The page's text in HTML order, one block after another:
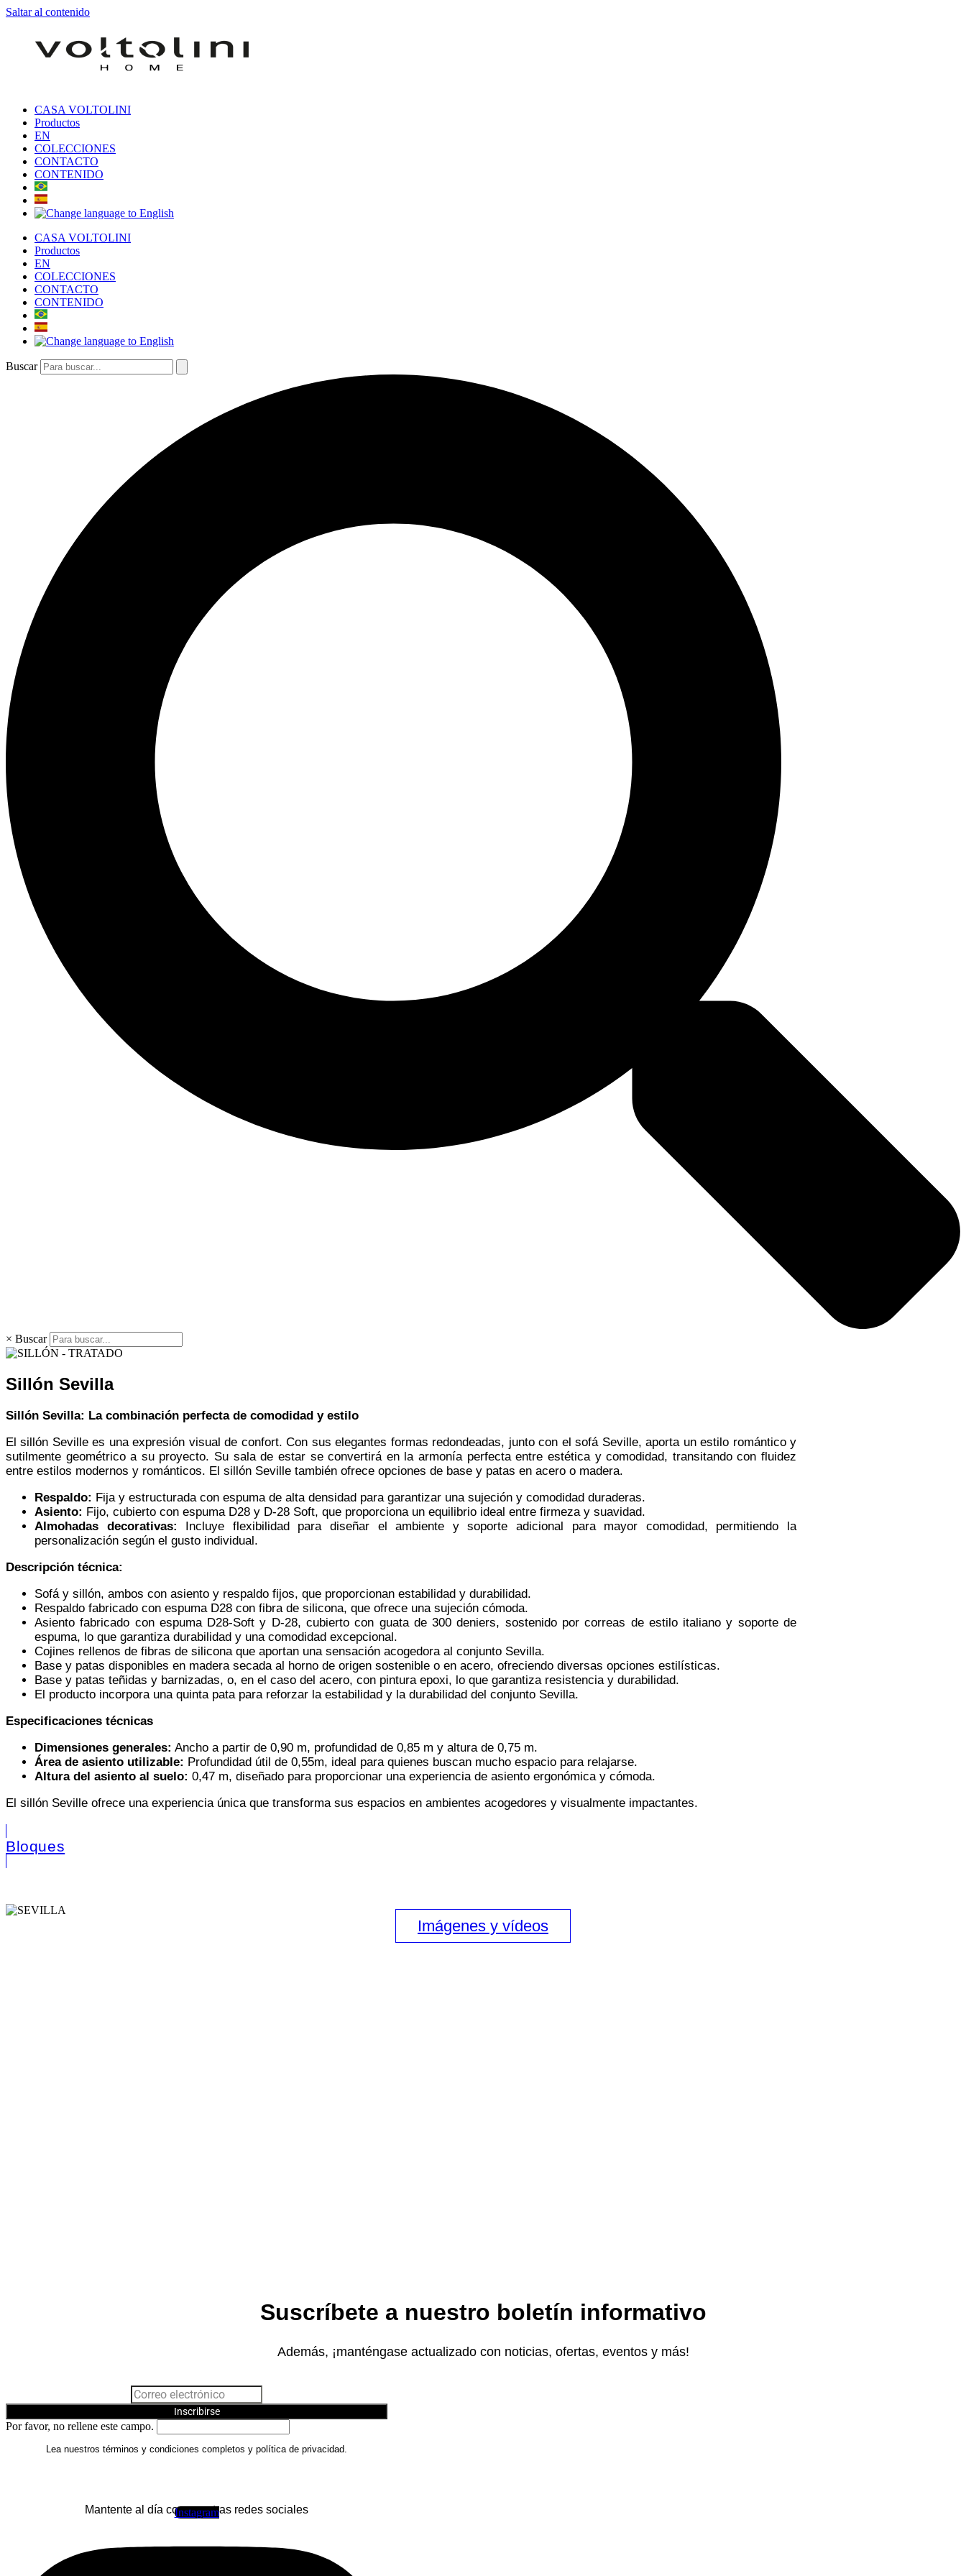
Saltar al contenido
CASA VOLTOLINI
Productos
EN
COLECCIONES
CONTACTO
CONTENIDO
CASA VOLTOLINI
Productos
EN
COLECCIONES
CONTACTO
CONTENIDO
Buscar
× Buscar
Sillón Sevilla
Sillón Sevilla: La combinación perfecta de comodidad y estilo
El sillón Seville es una expresión visual de confort. Con sus elegantes formas redondeadas, junto con el sofá Seville, aporta un estilo romántico y
sutilmente geométrico a su proyecto. Su sala de estar se convertirá en la armonía perfecta entre estética y comodidad, transitando con fluidez
entre estilos modernos y románticos. El sillón Seville también ofrece opciones de base y patas en acero o madera.
Respaldo: Fija y estructurada con espuma de alta densidad para garantizar una sujeción y comodidad duraderas.
Asiento: Fijo, cubierto con espuma D28 y D-28 Soft, que proporciona un equilibrio ideal entre firmeza y suavidad.
Almohadas decorativas: Incluye flexibilidad para diseñar el ambiente y soporte adicional para mayor comodidad, permitiendo la
personalización según el gusto individual.
Descripción técnica:
Sofá y sillón, ambos con asiento y respaldo fijos, que proporcionan estabilidad y durabilidad.
Respaldo fabricado con espuma D28 con fibra de silicona, que ofrece una sujeción cómoda.
Asiento fabricado con espuma D28-Soft y D-28, cubierto con guata de 300 deniers, sostenido por correas de estilo italiano y soporte de
espuma, lo que garantiza durabilidad y una comodidad excepcional.
Cojines rellenos de fibras de silicona que aportan una sensación acogedora al conjunto Sevilla.
Base y patas disponibles en madera secada al horno de origen sostenible o en acero, ofreciendo diversas opciones estilísticas.
Base y patas teñidas y barnizadas, o, en el caso del acero, con pintura epoxi, lo que garantiza resistencia y durabilidad.
El producto incorpora una quinta pata para reforzar la estabilidad y la durabilidad del conjunto Sevilla.
Especificaciones técnicas
Dimensiones generales: Ancho a partir de 0,90 m, profundidad de 0,85 m y altura de 0,75 m.
Área de asiento utilizable: Profundidad útil de 0,55m, ideal para quienes buscan mucho espacio para relajarse.
Altura del asiento al suelo: 0,47 m, diseñado para proporcionar una experiencia de asiento ergonómica y cómoda.
El sillón Seville ofrece una experiencia única que transforma sus espacios en ambientes acogedores y visualmente impactantes.
Bloques
Imágenes y vídeos
Suscríbete a nuestro boletín informativo
Además, ¡manténgase actualizado con noticias, ofertas, eventos y más!
Inscribirse
Por favor, no rellene este campo.
Lea nuestros términos y condiciones completos y política de privacidad.
Mantente al día con nuestras redes sociales
Instagram